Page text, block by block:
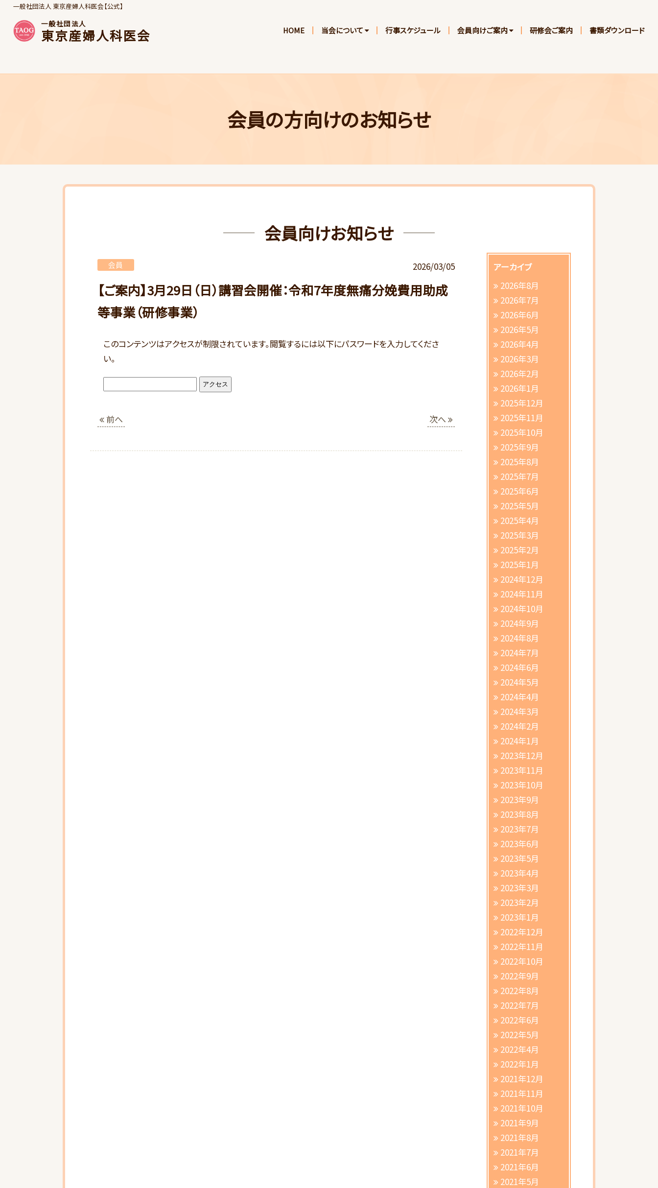
一般社団法人 東京産婦人科医会【公式】
一般社団法人
東京産婦人科医会 HOME 当会について 行事スケジュール 会員向けご案内 研修会ご案内 書類ダウンロード
会員の方向けのお知らせ
会員向けお知らせ
【ご案内】3月29日（日）講習会開催：令和7年度無痛分娩費用助成
等事業（研修事業）
会員 2026/03/05
このコンテンツはアクセスが制限されています。閲覧するには以下にパスワードを入力してくださ
い。
前へ 次へ
アーカイブ
2026年8月
2026年7月
2026年6月
2026年5月
2026年4月
2026年3月
2026年2月
2026年1月
2025年12月
2025年11月
2025年10月
2025年9月
2025年8月
2025年7月
2025年6月
2025年5月
2025年4月
2025年3月
2025年2月
2025年1月
2024年12月
2024年11月
2024年10月
2024年9月
2024年8月
2024年7月
2024年6月
2024年5月
2024年4月
2024年3月
2024年2月
2024年1月
2023年12月
2023年11月
2023年10月
2023年9月
2023年8月
2023年7月
2023年6月
2023年5月
2023年4月
2023年3月
2023年2月
2023年1月
2022年12月
2022年11月
2022年10月
2022年9月
2022年8月
2022年7月
2022年6月
2022年5月
2022年4月
2022年1月
2021年12月
2021年11月
2021年10月
2021年9月
2021年8月
2021年7月
2021年6月
2021年5月